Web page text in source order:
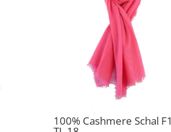
100% Cashmere Schal F1